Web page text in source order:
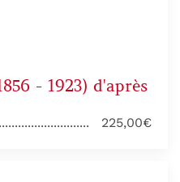
- 1923) d'après
225,00€